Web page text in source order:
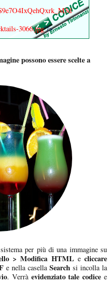
3066.jpg"/>
possono essere scelte a
per più di una immagine su
> Modifica HTMLecliccare
e nella casella Search si incolla la
. Verrà evidenziato tale codice e